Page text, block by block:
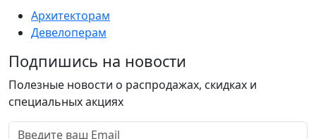
Архитекторам
Девелоперам
Подпишись на новости
Полезные новости о распродажах, скидках и
специальных акциях